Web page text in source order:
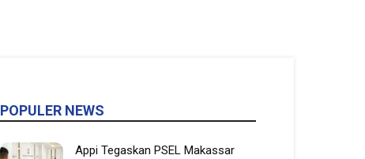
POPULER NEWS
Appi Tegaskan PSEL Makassar